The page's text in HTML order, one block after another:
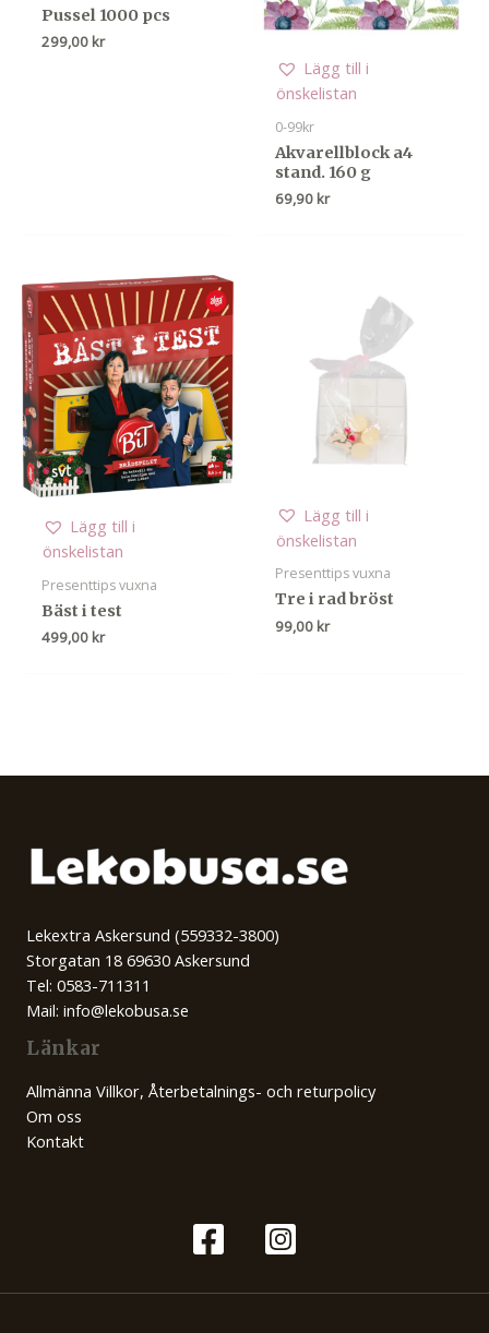
Pussel 1000 pcs
299,00 kr
Lägg till i
önskelistan
0-99kr
Akvarellblock a4
stand. 160 g
69,90 kr
Lägg till i
önskelistan
Presenttips vuxna
Bäst i test
499,00 kr
Lägg till i
önskelistan
Presenttips vuxna
Tre i rad bröst
99,00 kr
Lekextra Askersund (559332-3800)
Storgatan 18 69630 Askersund
Tel: 0583-711311
Mail: info@lekobusa.se
Länkar
Allmänna Villkor, Återbetalnings- och returpolicy
Om oss
Kontakt